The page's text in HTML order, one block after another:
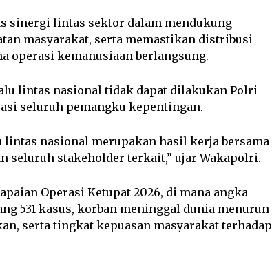
sinergi lintas sektor dalam mendukung
masyarakat, serta memastikan distribusi
operasi kemanusiaan berlangsung.
lintas nasional tidak dapat dilakukan Polri
seluruh pemangku kepentingan.
lintas nasional merupakan hasil kerja bersama
seluruh stakeholder terkait,” ujar Wakapolri.
Operasi Ketupat 2026, di mana angka
531 kasus, korban meninggal dunia menurun
serta tingkat kepuasan masyarakat terhadap